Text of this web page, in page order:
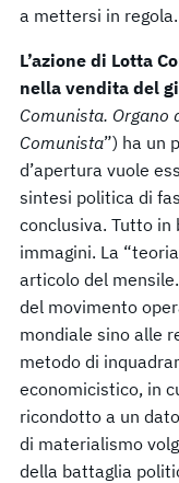
a mettersi in regola.
L’azione di Lotta
nella vendita del
Comunista. Organo
Comunista”) ha un
d’apertura vuole
sintesi politica di
conclusiva. Tutto in
immagini. La
articolo del
del movimento
mondiale sino alle
metodo di
economicistico, in
ricondotto a un
di materialismo
della battaglia